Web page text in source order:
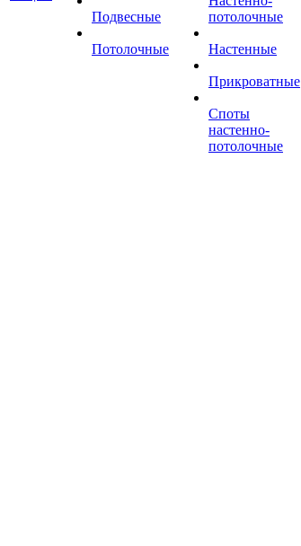
Подвесные
Потолочные
потолочные
Настенные
Прикроватные
Споты
настенно-
потолочные